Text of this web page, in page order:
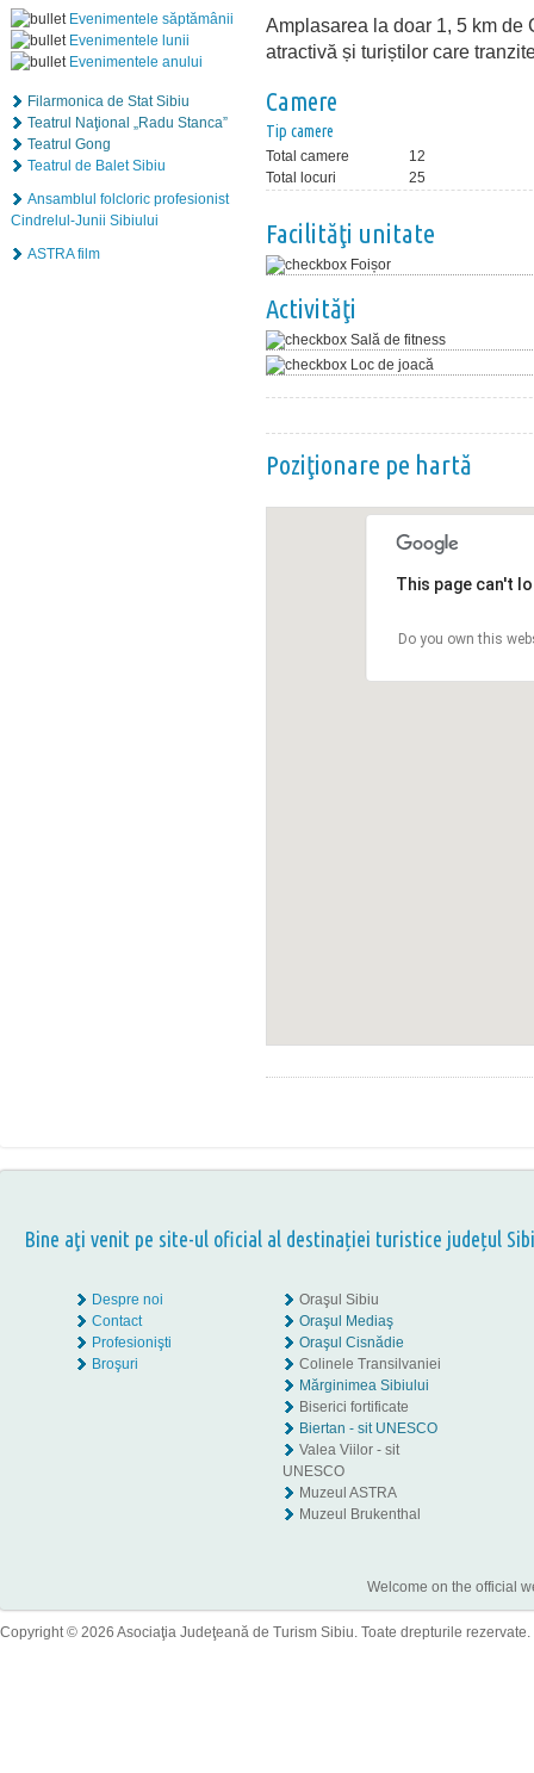
Evenimentele săptămânii
Evenimentele lunii
Evenimentele anului
Filarmonica de Stat Sibiu
Teatrul Naţional „Radu Stanca”
Teatrul Gong
Teatrul de Balet Sibiu
Ansamblul folcloric profesionist
Cindrelul-Junii Sibiului
ASTRA film
Amplasarea la doar 1, 5 km
atractivă și turiștilor care
Camere
Tip camere
Total camere
12
Total locuri
25
Facilităţi unitate
Foișor
Activităţi
Sală de fitness
Loc de joacă
Poziţionare pe hartă
This page can't
Do you own this
Bine aţi venit pe site-ul oficial al destinației turistice județul
Despre noi
Contact
Profesionişti
Broşuri
Oraşul Sibiu
Oraşul Mediaş
Oraşul Cisnădie
Colinele Transilvaniei
Mărginimea Sibiului
Biserici fortificate
Biertan - sit UNESCO
Valea Viilor - sit
UNESCO
Muzeul ASTRA
Muzeul Brukenthal
Welcome on the official
Copyright © 2026 Asociaţia Judeţeană de Turism Sibiu. Toate drepturile rezervate.